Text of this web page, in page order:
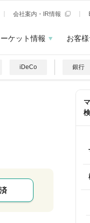
会社案内・IR情報
ケット情報 お客
iDeCo 銀行